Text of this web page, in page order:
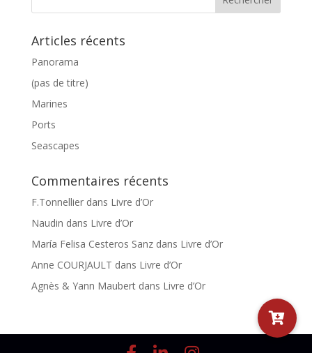
Articles récents
Panorama
(pas de titre)
Marines
Ports
Seascapes
Commentaires récents
F.Tonnellierdans Livre d’Or
Naudin dans Livre d’Or
María Felisa Cesteros Sanzdans Livre d’Or
Anne COURJAULT dans Livre d’Or
Agnès & Yann Maubertdans Livre d’Or